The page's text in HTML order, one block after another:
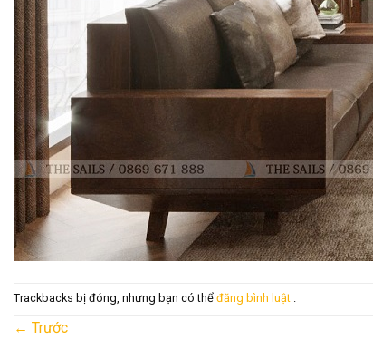
Trackbacks bị đóng, nhưng bạn có thể đăng bình luật
← Trước